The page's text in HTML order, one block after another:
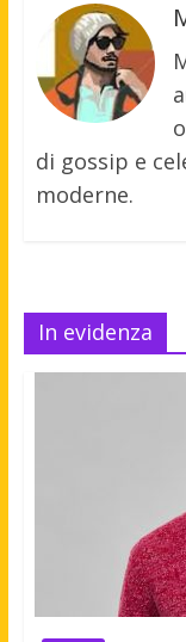
di gossip e
moderne.
In evidenza